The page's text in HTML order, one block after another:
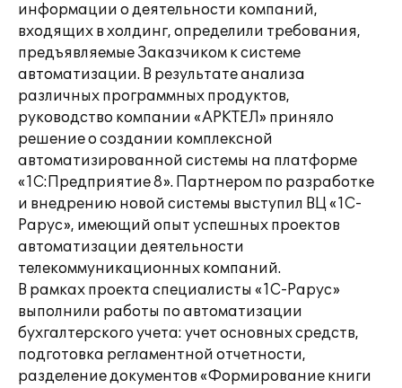
информации о деятельности компаний,
входящих в холдинг, определили требования,
предъявляемые Заказчиком к системе
автоматизации. В результате анализа
различных программных продуктов,
руководство компании «АРКТЕЛ» приняло
решение о создании комплексной
автоматизированной системы на платформе
«1С:Предприятие 8». Партнером по разработке
и внедрению новой системы выступил ВЦ «1С-
Рарус», имеющий опыт успешных проектов
автоматизации деятельности
телекоммуникационных компаний.
В рамках проекта специалисты «1С-Рарус»
выполнили работы по автоматизации
бухгалтерского учета: учет основных средств,
подготовка регламентной отчетности,
разделение документов «Формирование книги